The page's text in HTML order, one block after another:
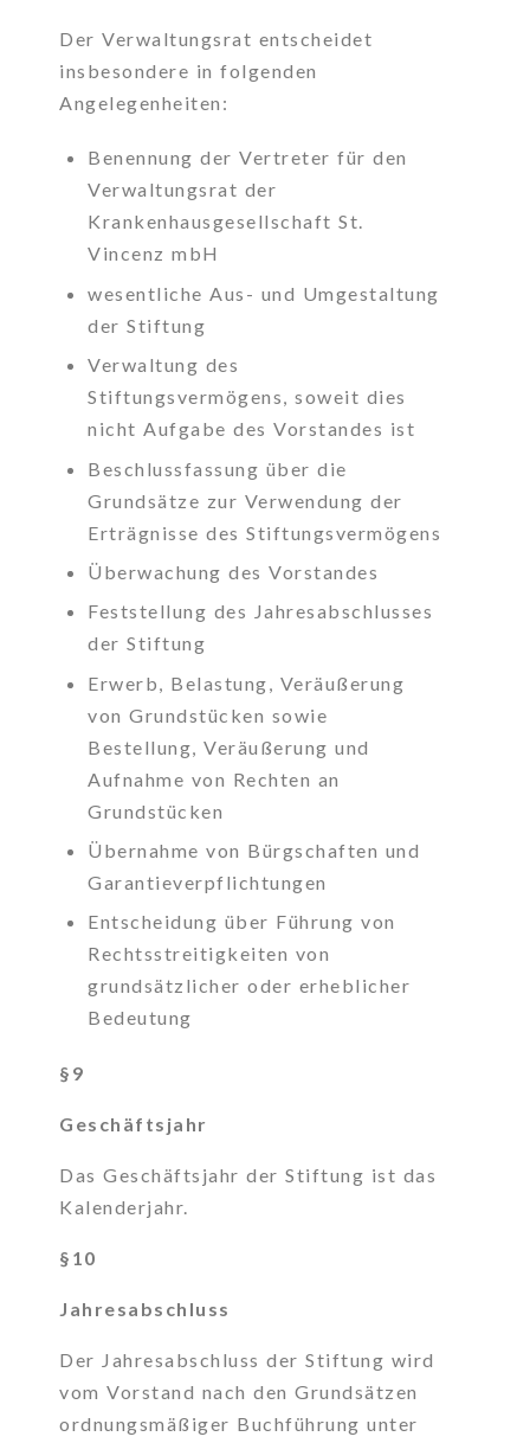
Der Verwaltungsrat entscheidet
insbesondere in folgenden
Angelegenheiten:
Benennung der Vertreter für den
Verwaltungsrat der
Krankenhausgesellschaft St.
Vincenz mbH
wesentliche Aus- und Umgestaltung
der Stiftung
Verwaltung des
Stiftungsvermögens, soweit dies
nicht Aufgabe des Vorstandes ist
Beschlussfassung über die
Grundsätze zur Verwendung der
Erträgnisse des Stiftungsvermögens
Überwachung des Vorstandes
Feststellung des Jahresabschlusses
der Stiftung
Erwerb, Belastung, Veräußerung
von Grundstücken sowie
Bestellung, Veräußerung und
Aufnahme von Rechten an
Grundstücken
Übernahme von Bürgschaften und
Garantieverpflichtungen
Entscheidung über Führung von
Rechtsstreitigkeiten von
grundsätzlicher oder erheblicher
Bedeutung
§9
Geschäftsjahr
Das Geschäftsjahr der Stiftung ist das
Kalenderjahr.
§10
Jahresabschluss
Der Jahresabschluss der Stiftung wird
vom Vorstand nach den Grundsätzen
ordnungsmäßiger Buchführung unter